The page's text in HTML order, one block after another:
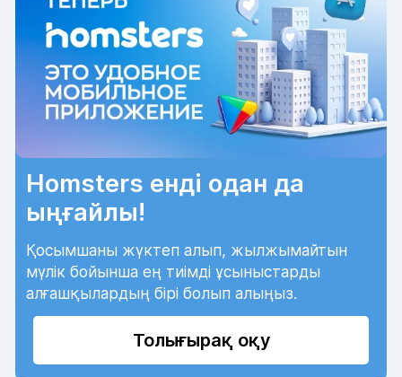
Homsters енді одан да
ыңғайлы!
Қосымшаны жүктеп алып, жылжымайтын
мүлік бойынша ең тиімді ұсыныстарды
алғашқылардың бірі болып алыңыз.
Толығырақ оқу